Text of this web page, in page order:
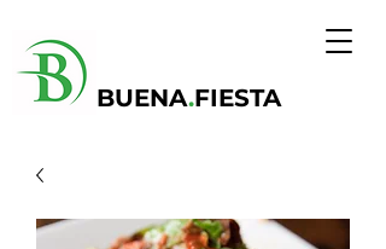
BUENA.FIESTA